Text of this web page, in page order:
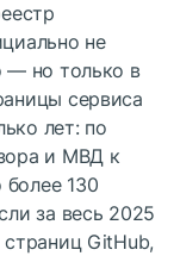
не
— но только в
сервиса
лет: по
и МВД к
130
за весь 2025
GitHub,